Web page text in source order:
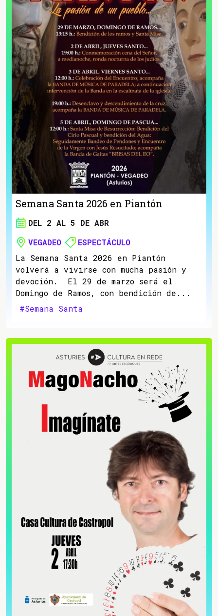
Semana Santa 2026 en Piantón
DEL 2 AL 5 DE ABR
VEGADEO
ESPECTÁCULO
La Semana Santa 2026 en Piantón
volverá a vivirse con mucha pasión y
devoción. El 29 de marzo será el
Domingo de Ramos, con bendición de...
#Semana Santa